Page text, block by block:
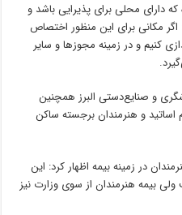
که دارای محلی برای پذیرایی باشد و
مکانی برای این منظور اختصاص
کنیم و در زمینه مجوزها و سایر
و صنایع‌دستی البرز همچنین
اساتید و هنرمندان برجسته ساکن
در زمینه بیمه اظهار کرد: این
بیمه هنرمندان از سوی وزارت نیز